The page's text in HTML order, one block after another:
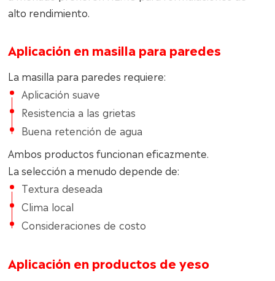
alto rendimiento.
Aplicación en masilla para paredes
La masilla para paredes requiere:
Aplicación suave
Resistencia a las grietas
Buena retención de agua
Ambos productos funcionan eficazmente.
La selección a menudo depende de:
Textura deseada
Clima local
Consideraciones de costo
Aplicación en productos de yeso